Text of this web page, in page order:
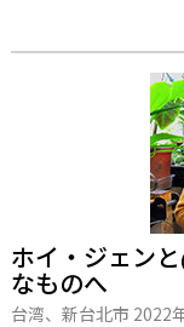
ホイ・ジェン
なものへ
台湾、新台北市 2022